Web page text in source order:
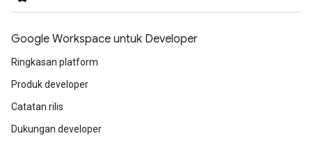
Google Workspace untuk Developer
Ringkasan platform
Produk developer
Catatan rilis
Dukungan developer